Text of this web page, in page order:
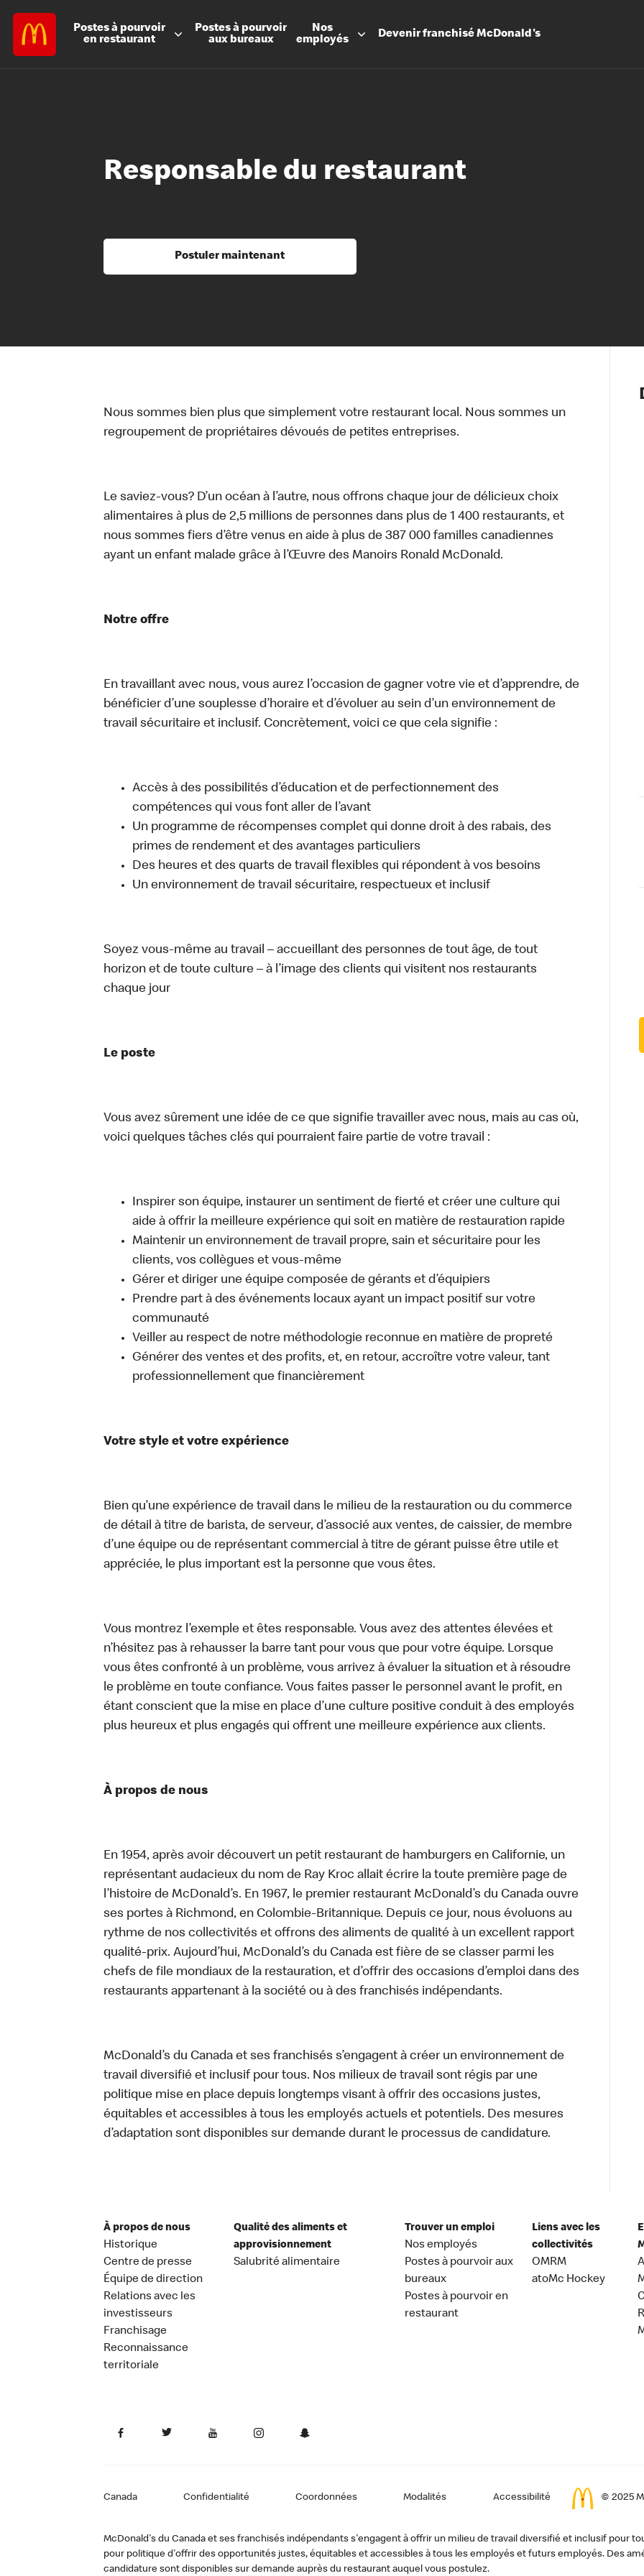
Postes à pourvoir
en restaurant
Postes à pourvoir
aux bureaux
Nos
employés
DevenirfranchiséMcDonald's
Les
Notre
Nos
Santé et
Responsable du restaurant
Postuler maintenant
Nous sommes bien plus que simplement votre restaurant local. Nous sommes un
regroupement de propriétaires dévoués de petites entreprises.
Le saviez-vous? D’un océan à l’autre, nous offrons chaque jour de délicieux choix
alimentaires à plus de 2,5 millions de personnes dans plus de 1 400 restaurants, et
nous sommes fiers d’être venus en aide à plus de 387 000 familles canadiennes
ayant un enfant malade grâce à l’Œuvre des Manoirs Ronald McDonald.
Notre offre
En travaillant avec nous, vous aurez l’occasion de gagner votre vie et d’apprendre, de
bénéficier d’une souplesse d’horaire et d’évoluer au sein d’un environnement de
travail sécuritaire et inclusif. Concrètement, voici ce que cela signifie :
Accès à des possibilités d’éducation et de perfectionnement des
compétences qui vous font aller de l’avant
Un programme de récompenses complet qui donne droit à des rabais, des
primes de rendement et des avantages particuliers
Des heures et des quarts de travail flexibles qui répondent à vos besoins
Un environnement de travail sécuritaire, respectueux et inclusif
Soyez vous-même au travail – accueillant des personnes de tout âge, de tout
horizon et de toute culture – à l’image des clients qui visitent nos restaurants
chaque jour
Le poste
Vous avez sûrement une idée de ce que signifie travailler avec nous, mais au cas où,
voici quelques tâches clés qui pourraient faire partie de votre travail :
Inspirer son équipe, instaurer un sentiment de fierté et créer une culture qui
aide à offrir la meilleure expérience qui soit en matière de restauration rapide
Maintenir un environnement de travail propre, sain et sécuritaire pour les
clients, vos collègues et vous-même
Gérer et diriger une équipe composée de gérants et d’équipiers
Prendre part à des événements locaux ayant un impact positif sur votre
communauté
Veiller au respect de notre méthodologie reconnue en matière de propreté
Générer des ventes et des profits, et, en retour, accroître votre valeur, tant
professionnellement que financièrement
Votre style et votre expérience
Bien qu’une expérience de travail dans le milieu de la restauration ou du commerce
de détail à titre de barista, de serveur, d’associé aux ventes, de caissier, de membre
d’une équipe ou de représentant commercial à titre de gérant puisse être utile et
appréciée, le plus important est la personne que vous êtes.
Vous montrez l’exemple et êtes responsable. Vous avez des attentes élevées et
n’hésitez pas à rehausser la barre tant pour vous que pour votre équipe. Lorsque
vous êtes confronté à un problème, vous arrivez à évaluer la situation et à résoudre
le problème en toute confiance. Vous faites passer le personnel avant le profit, en
étant conscient que la mise en place d’une culture positive conduit à des employés
plus heureux et plus engagés qui offrent une meilleure expérience aux clients.
À propos de nous
En 1954, après avoir découvert un petit restaurant de hamburgers en Californie, un
représentant audacieux du nom de Ray Kroc allait écrire la toute première page de
l’histoire de McDonald’s. En 1967, le premier restaurant McDonald’s du Canada ouvre
ses portes à Richmond, en Colombie-Britannique. Depuis ce jour, nous évoluons au
rythme de nos collectivités et offrons des aliments de qualité à un excellent rapport
qualité-prix. Aujourd’hui, McDonald’s du Canada est fière de se classer parmi les
chefs de file mondiaux de la restauration, et d’offrir des occasions d’emploi dans des
restaurants appartenant à la société ou à des franchisés indépendants.
McDonald’s du Canada et ses franchisés s’engagent à créer un environnement de
travail diversifié et inclusif pour tous. Nos milieux de travail sont régis par une
politique mise en place depuis longtemps visant à offrir des occasions justes,
équitables et accessibles à tous les employés actuels et potentiels. Des mesures
d’adaptation sont disponibles sur demande durant le processus de candidature.
À propos de nous
Historique
Centre de presse
Équipe de direction
Relations avec les
investisseurs
Franchisage
Reconnaissance
territoriale
Qualité des aliments et
approvisionnement
Salubrité alimentaire
Trouver un emploi
Nos employés
Postes à pourvoir aux
bureaux
Postes à pourvoir en
restaurant
Liens avec les
collectivités
OMRM
atoMc Hockey
Canada Confidentialité Coordonnées Modalités Accessibilité © 2025
McDonald's du Canada et ses franchisés indépendants s'engagent à offrir un milieu de travail diversifié et inclusif pour
pour politique d'offrir des opportunités justes, équitables et accessibles à tous les employés et futurs employés. Des
candidature sont disponibles sur demande auprès du restaurant auquel vous postulez.